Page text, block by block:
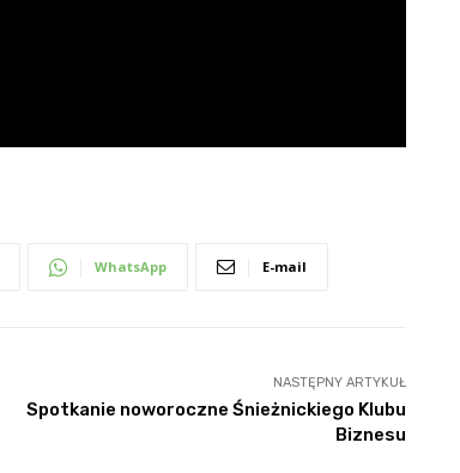
WhatsApp E-mail
NASTĘPNY ARTYKUŁ
Spotkanie noworoczne Śnieżnickiego Klubu
Biznesu